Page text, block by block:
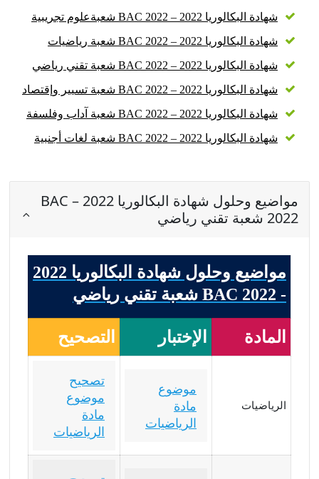
شهادة البكالوريا 2022 – BAC 2022 شعبةعلوم تجريبية
شهادة البكالوريا 2022 – BAC 2022 شعبة رياضيات
شهادة البكالوريا 2022 – BAC 2022 شعبة تقني رياضي
شهادة البكالوريا 2022 – BAC 2022 شعبة تسيير وإقتصاد
شهادة البكالوريا 2022 – BAC 2022 شعبة آداب وفلسفة
شهادة البكالوريا 2022 – BAC 2022 شعبة لغات أجنبية
مواضيع وحلول شهادة البكالوريا 2022 – BAC
2022 شعبة تقني رياضي
مواضيع وحلول شهادة البكالوريا 2022
- BAC 2022 شعبة تقني رياضي
المادة الإختبار التصحيح
الرياضيات
موضوع
مادة
الرياضيات
تصحيح
موضوع
مادة
الرياضيات